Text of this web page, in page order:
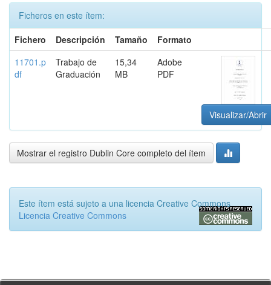
Ficheros en este ítem:
Fichero
Descripción Tamaño
Formato
11701.p
df
Trabajo de
Graduación
15,34
MB
Adobe
PDF
Visualizar/Abrir
Mostrar el registro Dublin Core completo del ítem
Este ítem está sujeto a una licencia Creative Commons
Licencia Creative Commons